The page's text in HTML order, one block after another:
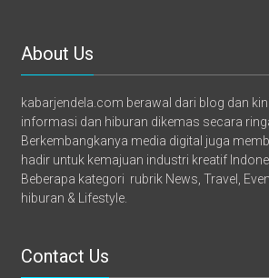
About Us
kabarjendela.com berawal dari blog dan
informasi dan hiburan dikemas secara
Berkembangkanya media digital juga
hadir untuk kemajuan industri kreatif
Beberapa kategori rubrik News, Travel,
hiburan & Lifestyle.
Contact Us